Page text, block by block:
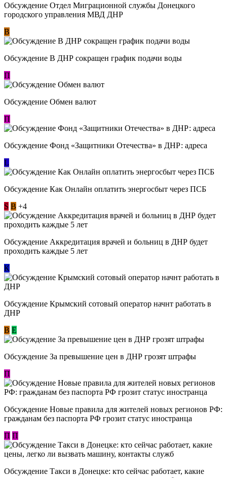
Обсуждение Отдел Миграционной службы Донецкого
городского управления МВД ДНР
В
Обсуждение В ДНР сокращен график подачи воды
П
Обсуждение Обмен валют
П
Обсуждение Фонд «Защитники Отечества» в ДНР: адреса
L
Обсуждение ​Как Онлайн оплатить энергосбыт через ПСБ
S В +4
Обсуждение Аккредитация врачей и больниц в ДНР будет
проходить каждые 5 лет
К
Обсуждение Крымский сотовый оператор начнт работать в
ДНР
В E
Обсуждение За превышение цен в ДНР грозят штрафы
П
Обсуждение Новые правила для жителей новых регионов РФ:
гражданам без паспорта РФ грозит статус иностранца
П П
Обсуждение ​Такси в Донецке: кто сейчас работает, какие